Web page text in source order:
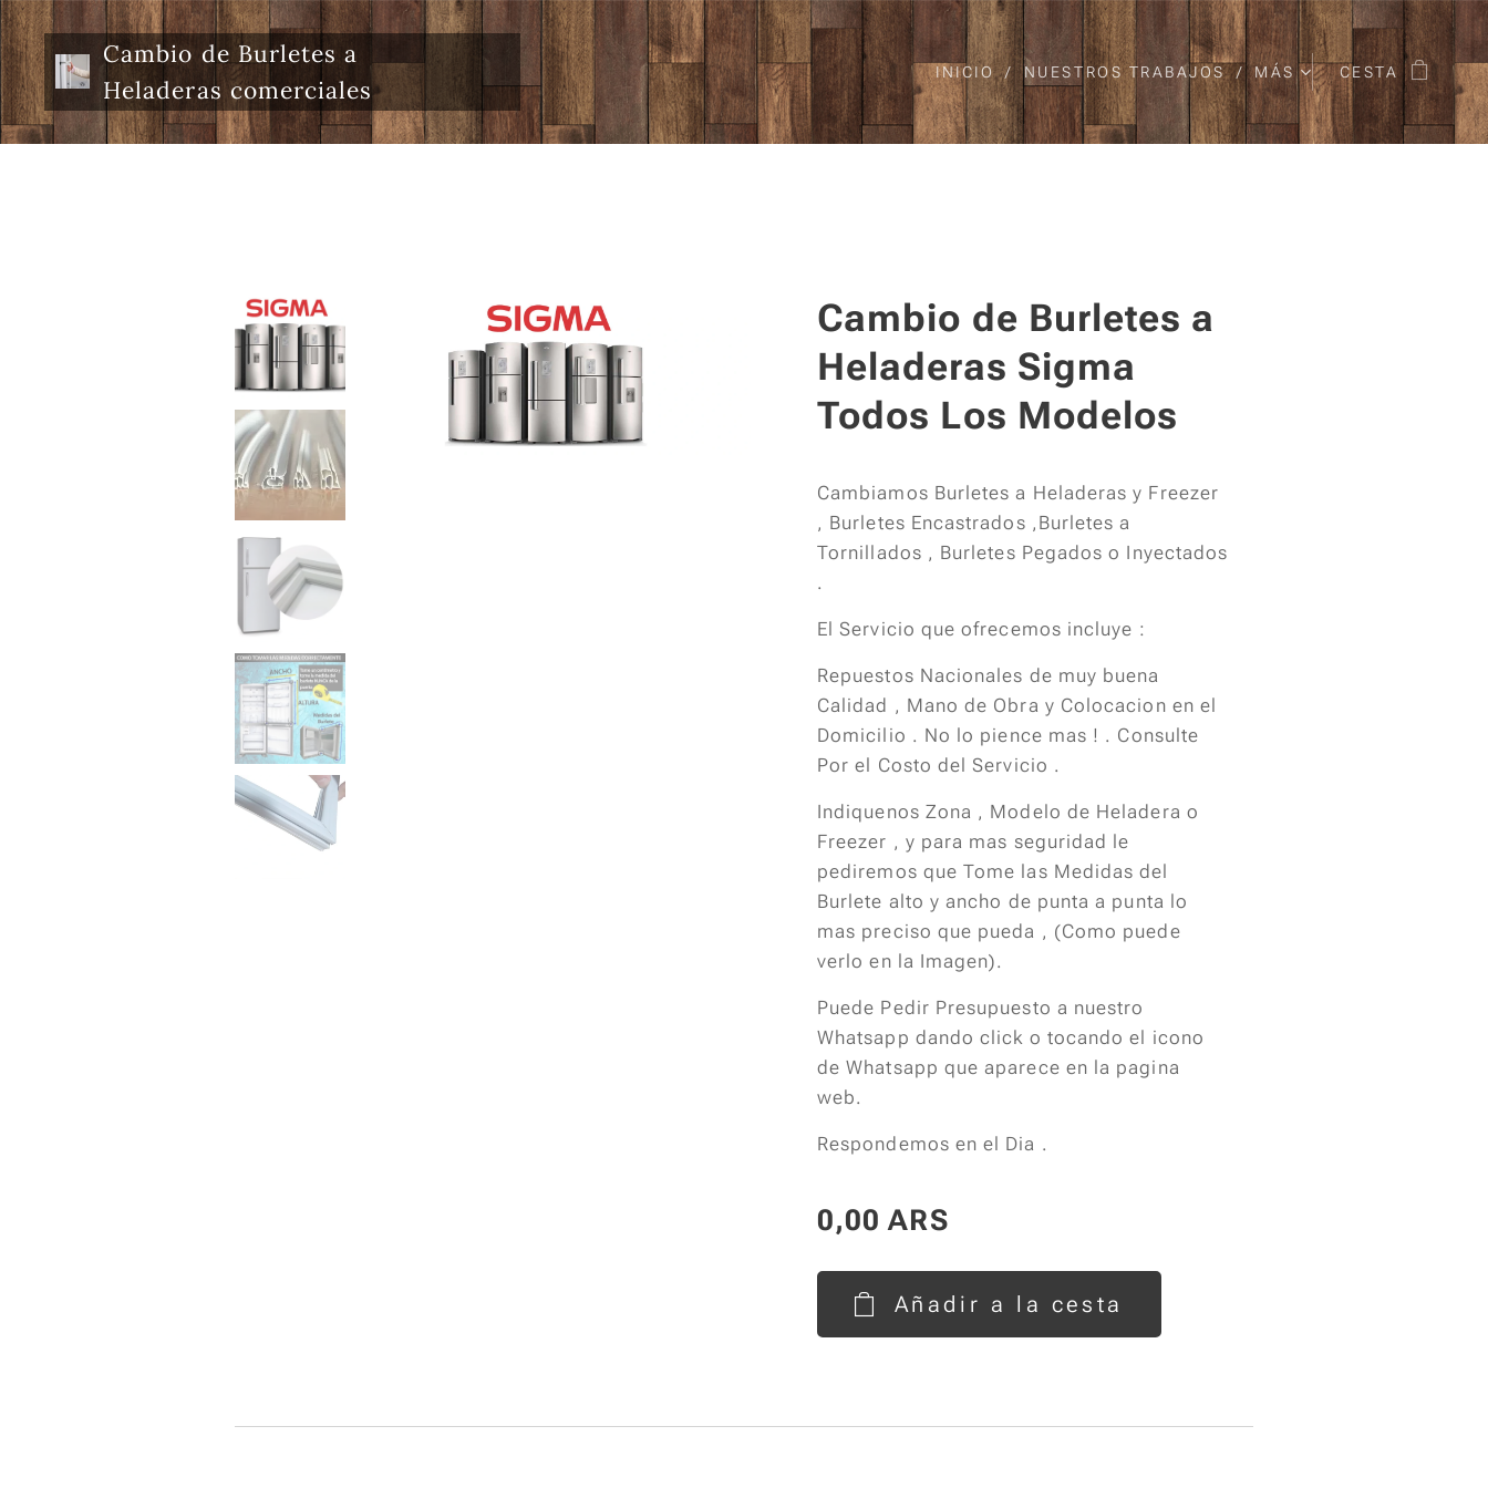
Cambio de Burletes a
Heladeras comerciales
INICIO NUESTROS TRABAJOS MÁS CESTA
Cambio de Burletes a
Heladeras Sigma
Todos Los Modelos
Cambiamos Burletes a Heladeras y Freezer
, Burletes Encastrados ,Burletes a
Tornillados , Burletes Pegados o Inyectados
.
El Servicio que ofrecemos incluye :
Repuestos Nacionales de muy buena
Calidad , Mano de Obra y Colocacion en el
Domicilio . No lo pience mas ! . Consulte
Por el Costo del Servicio .
Indiquenos Zona , Modelo de Heladera o
Freezer , y para mas seguridad le
pediremos que Tome las Medidas del
Burlete alto y ancho de punta a punta lo
mas preciso que pueda , (Como puede
verlo en la Imagen).
Puede Pedir Presupuesto a nuestro
Whatsapp dando click o tocando el icono
de Whatsapp que aparece en la pagina
web.
Respondemos en el Dia .
0,00 ARS
Añadir a la cesta